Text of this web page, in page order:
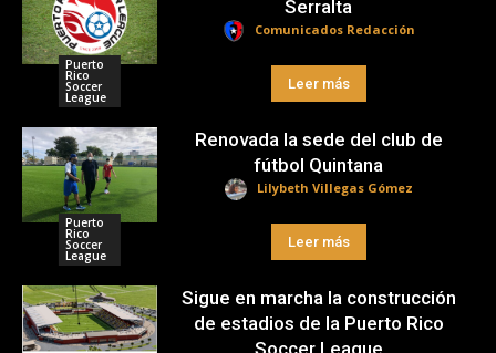
Puerto
Rico
Soccer
League
Serralta
Comunicados Redacción
Leer más
Puerto
Rico
Soccer
League
Renovada la sede del club de
fútbol Quintana
Lilybeth Villegas Gómez
Leer más
Sigue en marcha la construcción
de estadios de la Puerto Rico
Soccer League